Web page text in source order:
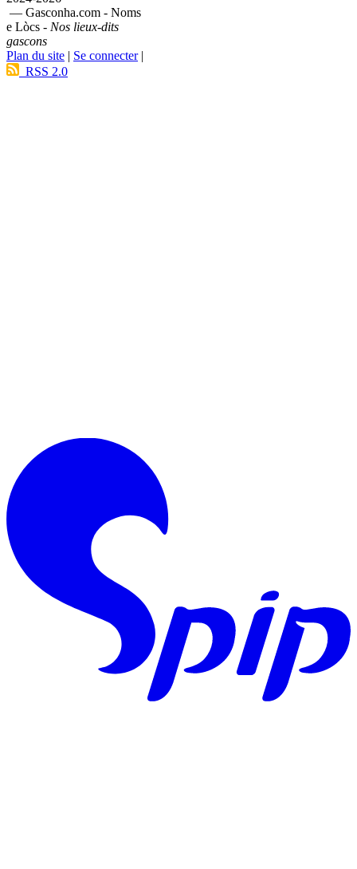
— Gasconha.com - Noms
e Lòcs - Nos lieux-dits
gascons
Plan du site | Se connecter|
RSS 2.0